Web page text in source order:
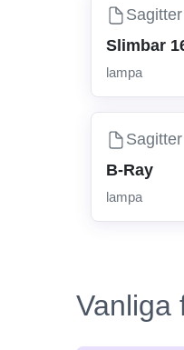
Sagitter
Slimbar
lampa
Sagitter
B-Ray
lampa
Vanliga